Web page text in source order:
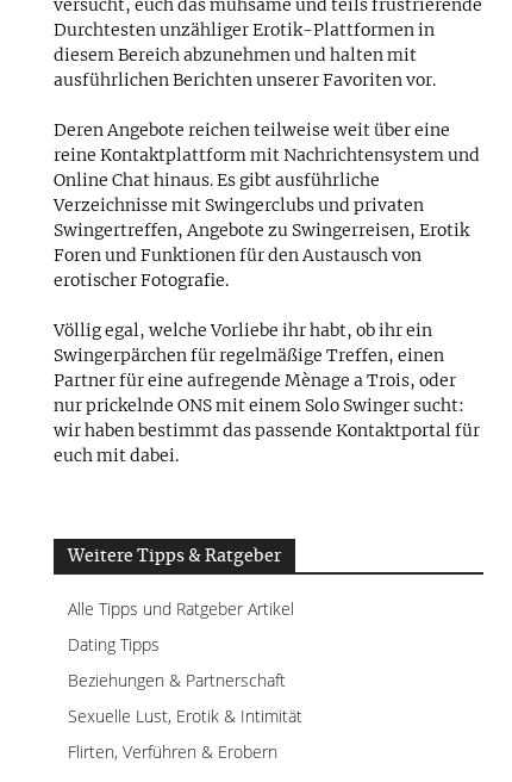
versucht, euch das mühsame und teils frustrierende
Durchtesten unzähliger Erotik-Plattformen in
diesem Bereich abzunehmen und halten mit
ausführlichen Berichten unserer Favoriten vor.
Deren Angebote reichen teilweise weit über eine
reine Kontaktplattform mit Nachrichtensystem und
Online Chat hinaus. Es gibt ausführliche
Verzeichnisse mit Swingerclubs und privaten
Swingertreffen, Angebote zu Swingerreisen, Erotik
Foren und Funktionen für den Austausch von
erotischer Fotografie.
Völlig egal, welche Vorliebe ihr habt, ob ihr ein
Swingerpärchen für regelmäßige Treffen, einen
Partner für eine aufregende Mènage a Trois, oder
nur prickelnde ONS mit einem Solo Swinger sucht:
wir haben bestimmt das passende Kontaktportal für
euch mit dabei.
Weitere Tipps & Ratgeber
Alle Tipps und Ratgeber Artikel
Dating Tipps
Beziehungen & Partnerschaft
Sexuelle Lust, Erotik & Intimität
Flirten, Verführen & Erobern